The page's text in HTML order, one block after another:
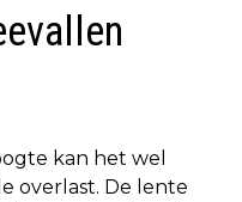
kan het wel
overlast. De lente